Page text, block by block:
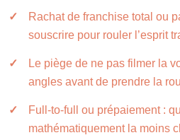
Rachat de franchise total ou
souscrire pour rouler l’esprit
Le piège de ne pas filmer la
angles avant de prendre la
Full-to-full ou prépaiement :
mathématiquement la moins